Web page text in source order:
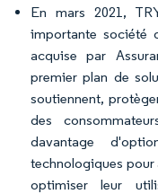
En mars 2021,
importante société
acquise par
premier plan de
soutiennent,
des
davantage
technologiques pour
optimiser leur